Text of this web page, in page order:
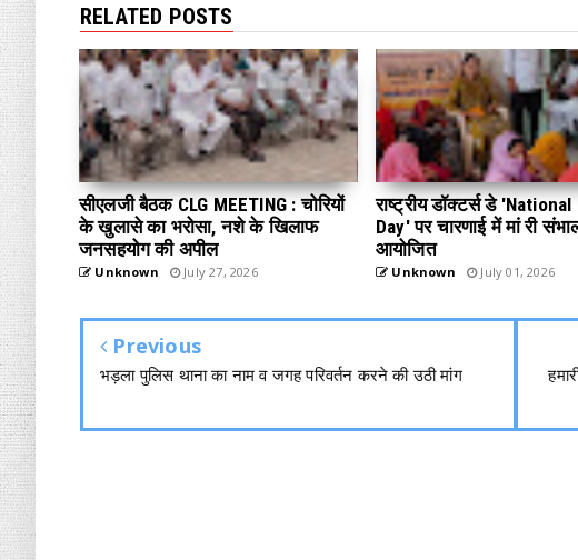
RELATED POSTS
सीएलजी बैठक CLG MEETING : चोरियों
के खुलासे का भरोसा, नशे के खिलाफ
जनसहयोग की अपील
Unknown July 27, 2026
राष्ट्रीय डॉक्टर्स डे
Day' पर चारणाई में मां री
आयोजित
Unknown July 01, 2026
Previous
भड़ला पुलिस थाना का नाम व जगह परिवर्तन करने की उठी मांग